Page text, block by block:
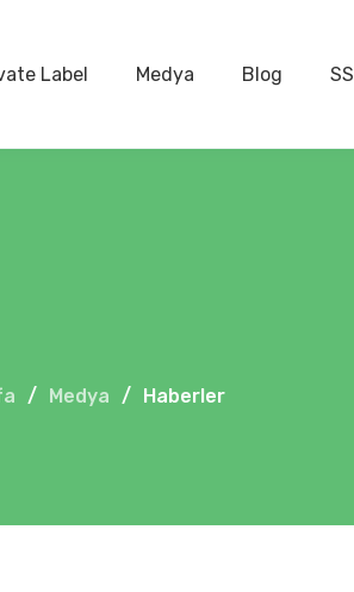
Label Medya Blog
/ Medya / Haberler